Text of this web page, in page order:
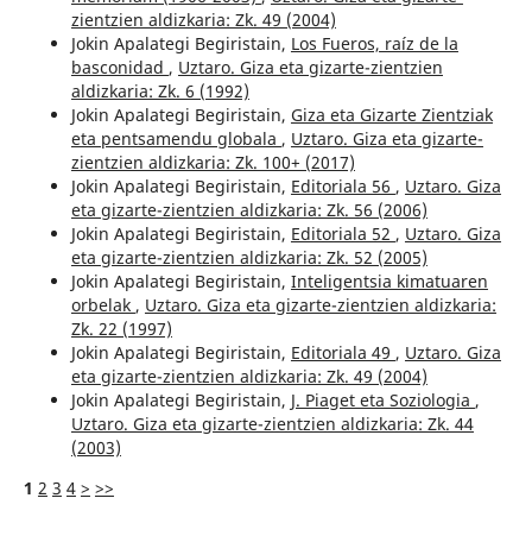
zientzien aldizkaria: Zk. 49 (2004)
Jokin Apalategi Begiristain, Los Fueros, raíz de la
basconidad , Uztaro. Giza eta gizarte-zientzien
aldizkaria: Zk. 6 (1992)
Jokin Apalategi Begiristain, Giza eta Gizarte Zientziak
eta pentsamendu globala , Uztaro. Giza eta gizarte-
zientzien aldizkaria: Zk. 100+ (2017)
Jokin Apalategi Begiristain, Editoriala 56 , Uztaro. Giza
eta gizarte-zientzien aldizkaria: Zk. 56 (2006)
Jokin Apalategi Begiristain, Editoriala 52 , Uztaro. Giza
eta gizarte-zientzien aldizkaria: Zk. 52 (2005)
Jokin Apalategi Begiristain, Inteligentsia kimatuaren
orbelak , Uztaro. Giza eta gizarte-zientzien aldizkaria:
Zk. 22 (1997)
Jokin Apalategi Begiristain, Editoriala 49 , Uztaro. Giza
eta gizarte-zientzien aldizkaria: Zk. 49 (2004)
Jokin Apalategi Begiristain, J. Piaget eta Soziologia ,
Uztaro. Giza eta gizarte-zientzien aldizkaria: Zk. 44
(2003)
1 2 3 4 > >>